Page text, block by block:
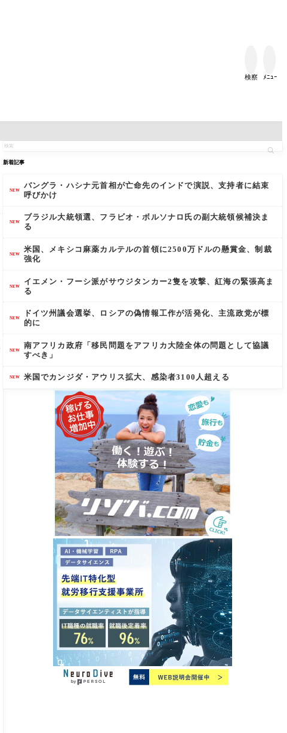
検察 ﾒﾆｭｰ
新着記事
NEW
バングラ・ハシナ元首相が亡命先のインドで演説、支持者に結束
呼びかけ
NEW
ブラジル大統領選、フラビオ・ボルソナロ氏の副大統領候補決ま
る
NEW
米国、メキシコ麻薬カルテルの首領に2500万ドルの懸賞金、制裁
強化
NEW
イエメン・フーシ派がサウジタンカー2隻を攻撃、紅海の緊張高ま
る
NEW
ドイツ州議会選挙、ロシアの偽情報工作が活発化、主流政党が標
的に
NEW
南アフリカ政府「移民問題をアフリカ大陸全体の問題として協議
すべき」
NEW 米国でカンジダ・アウリス拡大、感染者3100人超える